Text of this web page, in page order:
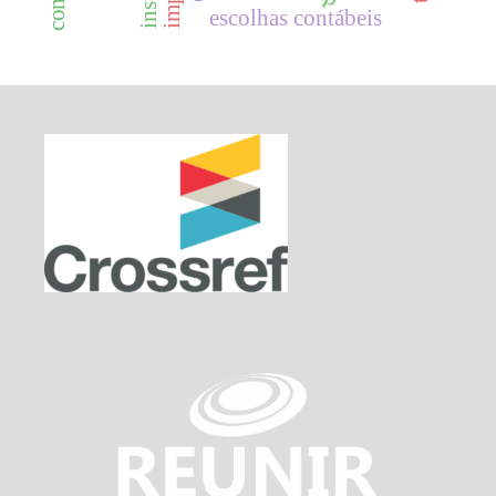
escolhas contábeis